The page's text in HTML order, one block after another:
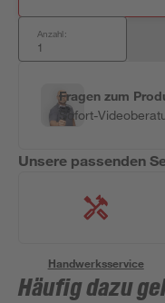
Anzahl:
Fragen zum
Sofort-
Unsere passenden
Handwerksservice
Häufig dazu